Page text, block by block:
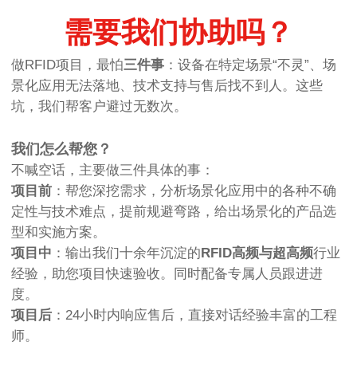
需要我们协助吗？
做RFID项目，最怕三件事 ：设备在特定场景“不灵”、场
景化应用无法落地、技术支持与售后找不到人。这些
坑，我们帮客户避过无数次。
我们怎么帮您？
不喊空话，主要做三件具体的事：
项目前 ：帮您深挖需求，分析场景化应用中的各种不确
定性与技术难点，提前规避弯路，给出场景化的产品选
型和实施方案。
项目中 ：输出我们十余年沉淀的RFID高频与超高频行业
经验，助您项目快速验收。同时配备专属人员跟进进
度。
项目后 ：24小时内响应售后，直接对话经验丰富的工程
师。